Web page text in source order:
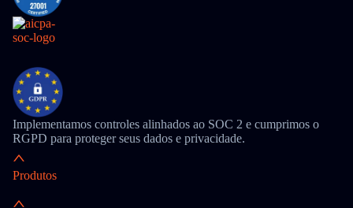
Implementamos controles alinhados ao SOC 2 e cumprimos o
RGPD para proteger seus dados e privacidade.
Produtos